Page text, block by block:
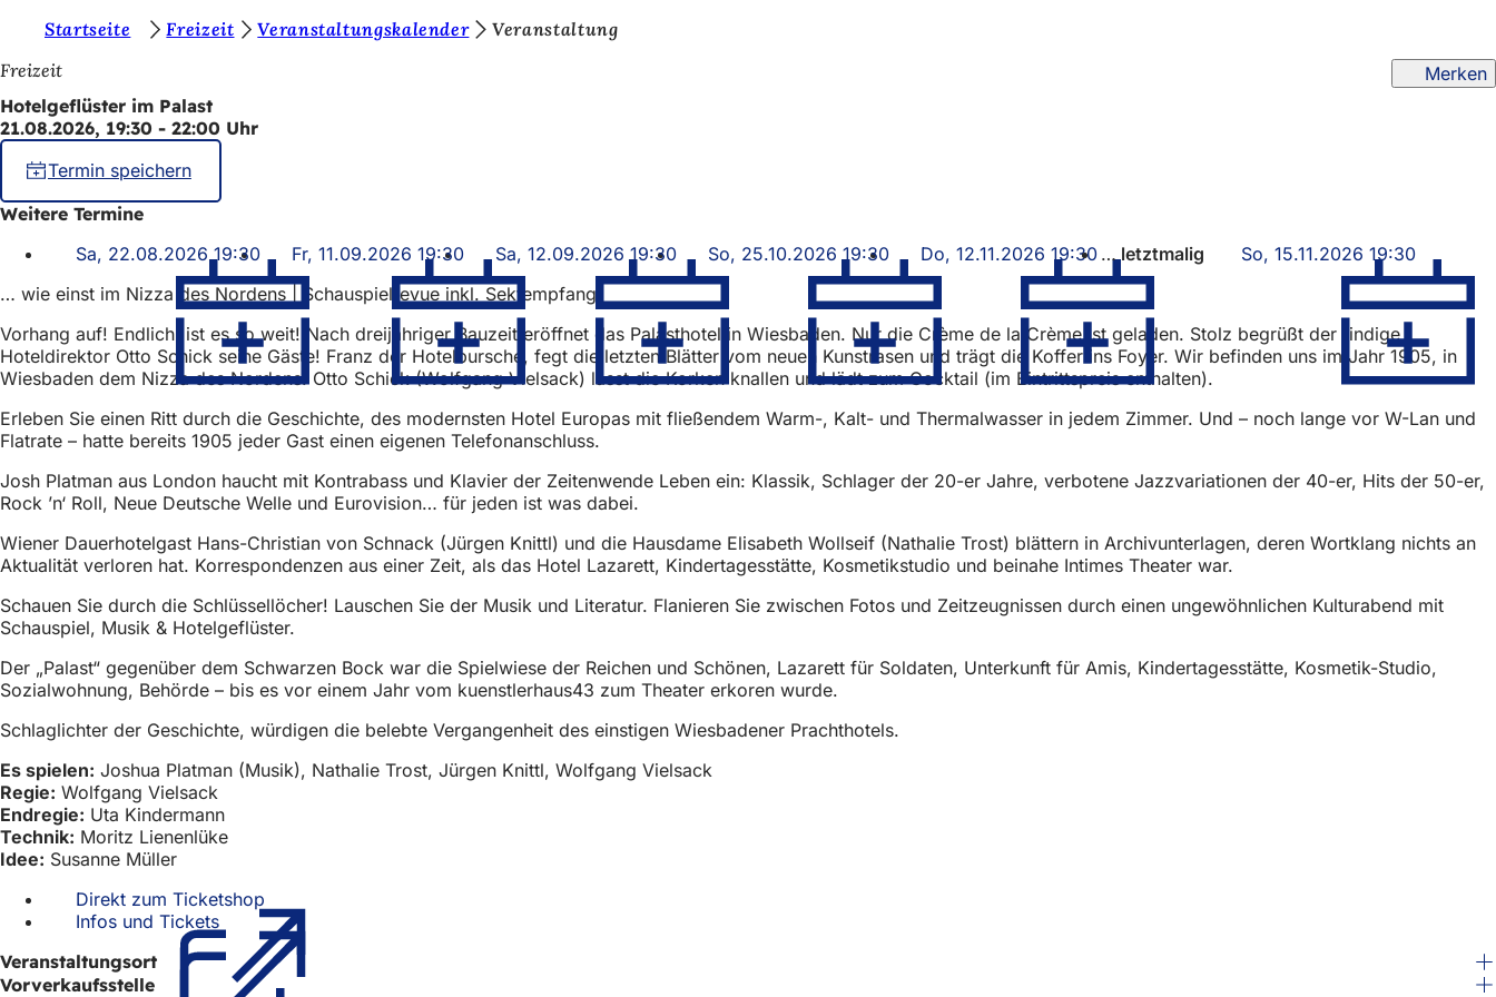
Inhalt anspringen
i
e
b
f
d
e
n
s
i
c
h
h
e
r
:
Startseite Freizeit Veranstaltungskalender
Veranstaltung
Freizeit
Merken
Hotelgeflüster im Palast
21.08.2026, 19:30 - 22:00 Uhr
Termin speichern
Weitere Termine
Sa, 22.08.2026 19:30
Fr, 11.09.2026 19:30 Sa, 12.09.2026 19:30 So, 25.10.2026 19:30 Do, 12.11.2026 19:30 letztmalig
So, 15.11.2026 19:30
… wie einst im Nizza des Nordens | Schauspielrevue inkl. Sektempfang
Vorhang auf! Endlich, ist es so weit! Nach dreijähriger Bauzeit eröffnet das Palasthotel in Wiesbaden. Nur die Crème de la Crème ist geladen. Stolz begrüßt der findige
Hoteldirektor Otto Schick seine Gäste! Franz der Hotelbursche, fegt die letzten Blätter vom neuen Kunstrasen und trägt die Koffer ins Foyer. Wir befinden uns im Jahr 1905, in
Wiesbaden dem Nizza des Nordens. Otto Schick (Wolfgang Vielsack) lässt die Korken knallen und lädt zum Cocktail (im Eintrittspreis enthalten).
Erleben Sie einen Ritt durch die Geschichte, des modernsten Hotel Europas mit fließendem Warm-, Kalt- und Thermalwasser in jedem Zimmer. Und – noch lange vor W-Lan und
Flatrate – hatte bereits 1905 jeder Gast einen eigenen Telefonanschluss.
Josh Platman aus London haucht mit Kontrabass und Klavier der Zeitenwende Leben ein: Klassik, Schlager der 20-er Jahre, verbotene Jazzvariationen der 40-er, Hits der 50-er,
Rock ’n‘ Roll, Neue Deutsche Welle und Eurovision… für jeden ist was dabei.
Wiener Dauerhotelgast Hans-Christian von Schnack (Jürgen Knittl) und die Hausdame Elisabeth Wollseif (Nathalie Trost) blättern in Archivunterlagen, deren Wortklang nichts an
Aktualität verloren hat. Korrespondenzen aus einer Zeit, als das Hotel Lazarett, Kindertagesstätte, Kosmetikstudio und beinahe Intimes Theater war.
Schauen Sie durch die Schlüssellöcher! Lauschen Sie der Musik und Literatur. Flanieren Sie zwischen Fotos und Zeitzeugnissen durch einen ungewöhnlichen Kulturabend mit
Schauspiel, Musik & Hotelgeflüster.
Der „Palast“ gegenüber dem Schwarzen Bock war die Spielwiese der Reichen und Schönen, Lazarett für Soldaten, Unterkunft für Amis, Kindertagesstätte, Kosmetik-Studio,
Sozialwohnung, Behörde – bis es vor einem Jahr vom kuenstlerhaus43 zum Theater erkoren wurde.
Schlaglichter der Geschichte, würdigen die belebte Vergangenheit des einstigen Wiesbadener Prachthotels.
Es spielen: Joshua Platman (Musik), Nathalie Trost, Jürgen Knittl, Wolfgang Vielsack
Regie: Wolfgang Vielsack
Endregie: Uta Kindermann
Technik: Moritz Lienenlüke
Idee: Susanne Müller
Direkt zum Ticketshop
in
einem
neuen
Tab)
Infos und Tickets (Öffnet
in
einem
neuen
Veranstaltungsort
Vorverkaufsstelle